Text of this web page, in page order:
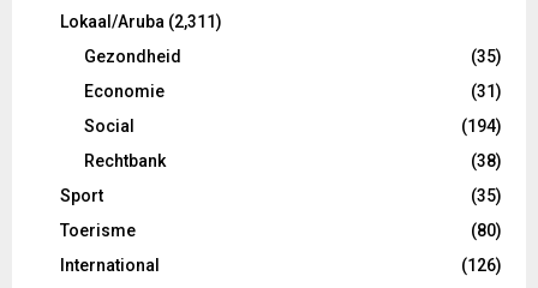
Lokaal/Aruba (2,311)
Gezondheid
(35)
Economie
(31)
Social
(194)
Rechtbank
(38)
Sport
(35)
Toerisme
(80)
International
(126)